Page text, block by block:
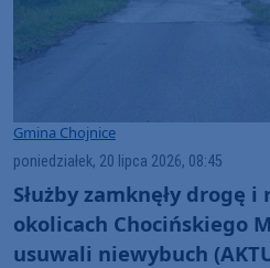
Gmina Chojnice
poniedziałek, 20 lipca 2026, 08:45
Służby zamknęły drogę
okolicach Chocińskiego
usuwali niewybuch